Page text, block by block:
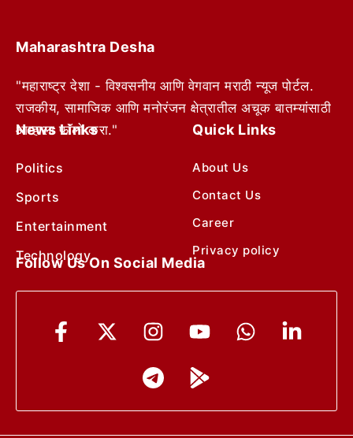
Maharashtra Desha
"महाराष्ट्र देशा - विश्वसनीय आणि वेगवान मराठी न्यूज पोर्टल.
राजकीय, सामाजिक आणि मनोरंजन क्षेत्रातील अचूक बातम्यांसाठी
आम्हाला फॉलो करा."
News Links
Politics
Sports
Entertainment
Technology
Quick Links
About Us
Contact Us
Career
Privacy policy
Follow Us On Social Media